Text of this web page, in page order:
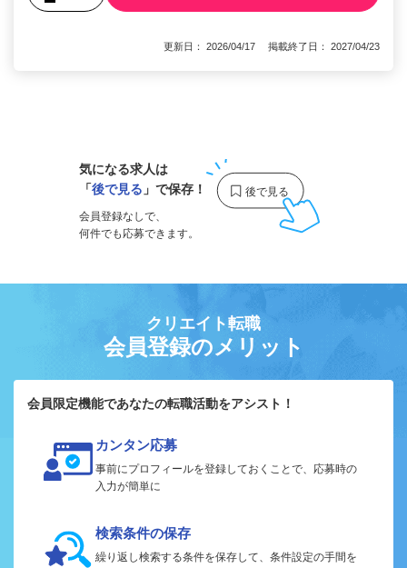
更新日： 2026/04/17 掲載終了日： 2027/04/23
気になる求人は
「後で見る 」で保存！
会員登録なしで、
何件でも応募できます。
クリエイト転職
会員登録のメリット
会員限定機能であなたの転職活動をアシスト！
カンタン応募
事前にプロフィールを登録しておくことで、応募時の
入力が簡単に
検索条件の保存
繰り返し検索する条件を保存して、条件設定の手間を